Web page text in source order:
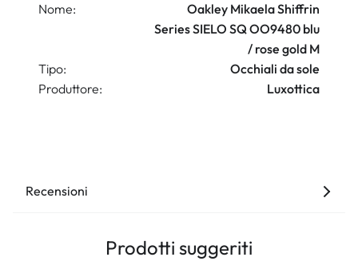
Nome:
Oakley Mikaela Shiffrin
Series SIELO SQ OO9480 blu
/ rose gold M
Tipo:
Occhiali da sole
Produttore:
Luxottica
Recensioni
Prodotti suggeriti